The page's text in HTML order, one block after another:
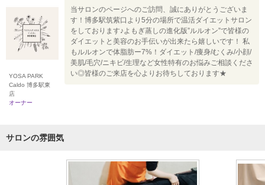
YOSA PARK
Caldo 博多駅東
店
オーナー
当サロンのページへのご訪問、誠にありがとうございま
す！博多駅筑紫口より5分の場所で温活ダイエットサロン
をしております♪よもぎ蒸しの進化版”ルルオン”で皆様の
ダイエットと美容のお手伝いが出来たら嬉しいです！ 私
もルルオンで体脂肪ー7%！ダイエット/痩身/むくみ/小顔/
美肌/毛穴/ニキビ/生理など女性特有のお悩みご相談くださ
い◎皆様のご来店を心よりお待ちしております★
サロンの雰囲気